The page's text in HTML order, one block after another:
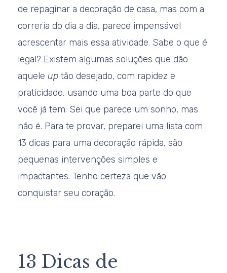
de repaginar a decoração de casa, mas com a
correria do dia a dia, parece impensável
acrescentar mais essa atividade. Sabe o que é
legal? Existem algumas soluções que dão
aquele up tão desejado, com rapidez e
praticidade, usando uma boa parte do que
você já tem. Sei que parece um sonho, mas
não é. Para te provar, preparei uma lista com
13 dicas para uma decoração rápida, são
pequenas intervenções simples e
impactantes. Tenho certeza que vão
conquistar seu coração.
13 Dicas de